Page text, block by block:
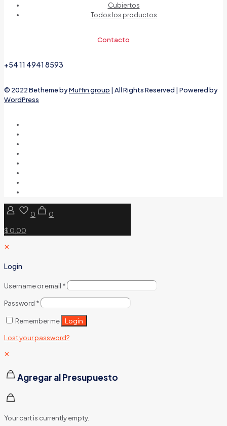
Cubiertos
Todos los productos
Contacto
+54 11 4941 8593
© 2022 Betheme byMuffin group | All Rights Reserved | Powered by
WordPress
0
0
$ 0,00
✕
Login
Username or email *
Password *
Remember me Login
Lost your password?
✕
Agregar al Presupuesto
Your cart is currently empty.